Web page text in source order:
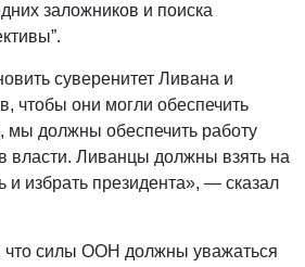
заложников и поиска
суверенитет Ливана и
чтобы они могли обеспечить
мы должны обеспечить работу
власти. Ливанцы должны взять на
и избрать президента», — сказал
что силы ООН должны уважаться